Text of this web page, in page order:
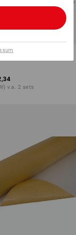
v.a. 2 sets